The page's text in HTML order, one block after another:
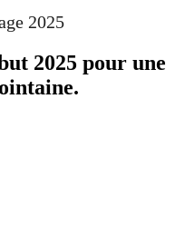
2025
2025 pour une